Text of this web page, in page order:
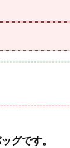
グです。